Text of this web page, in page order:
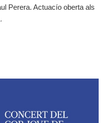
Perera. Actuacío oberta als